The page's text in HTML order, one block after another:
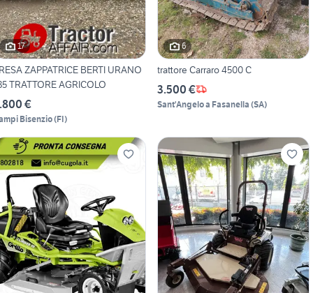
17
ZAPPATRICE BERTI URANO
TRATTORE AGRICOLO
€
Bisenzio(FI)
6
trattore Carraro 4500 C
3.500 €
Sant'Angelo a Fasanella (SA)